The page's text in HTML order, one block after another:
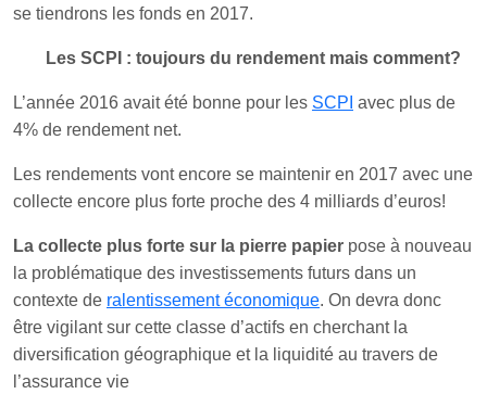
se tiendrons les fonds en 2017.
Les SCPI : toujours du rendement mais comment?
L’année 2016 avait été bonne pour les SCPI avec plus de
4% de rendement net.
Les rendements vont encore se maintenir en 2017 avec une
collecte encore plus forte proche des 4 milliards d’euros!
La collecte plus forte sur la pierre papier pose à nouveau
la problématique des investissements futurs dans un
contexte de ralentissement économique. On devra donc
être vigilant sur cette classe d’actifs en cherchant la
diversification géographique et la liquidité au travers de
l’assurance vie